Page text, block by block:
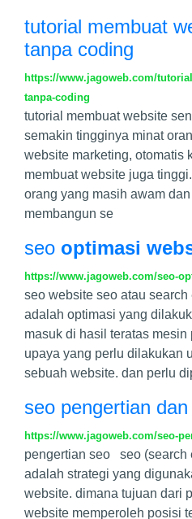
tutorial membuat
tanpa coding
https://www.jagoweb.com/
tanpa-coding
tutorial membuat website
semakin tingginya minat
website marketing, otomatis
membuat website juga
orang yang masih awam
membangun se
seo optimasi
https://www.jagoweb.com/seo-
seo website seo atau
adalah optimasi yang
masuk di hasil teratas
upaya yang perlu dilakukan
sebuah website. dan perlu
seo pengertian
https://www.jagoweb.com/seo-
pengertian seo seo (search
adalah strategi yang
website. dimana tujuan dari
website memperoleh posisi